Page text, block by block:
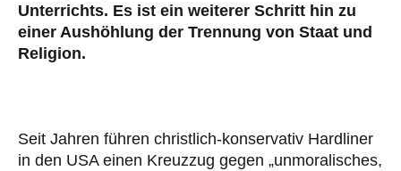
Unterrichts. Es ist ein weiterer Schritt hin zu
einer Aushöhlung der Trennung von Staat und
Religion.
Seit Jahren führen christlich-konservativ Hardliner
in den USA einen Kreuzzug gegen „unmoralisches,